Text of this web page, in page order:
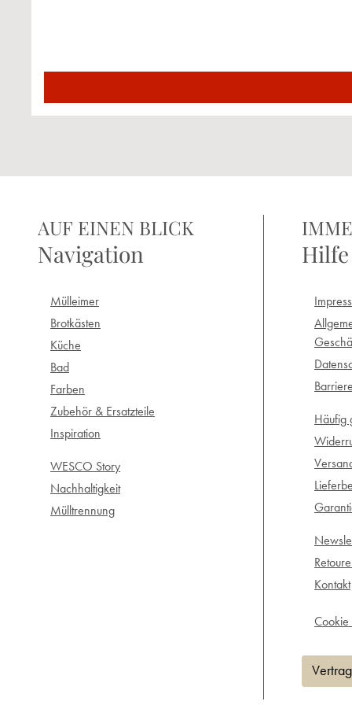
AUF EINEN BLICK
Navigation
Mülleimer
Brotkästen
Küche
Bad
Farben
Zubehör & Ersatzteile
Inspiration
WESCO Story
Nachhaltigkeit
Mülltrennung
Häufig
Kontakt
Cookie